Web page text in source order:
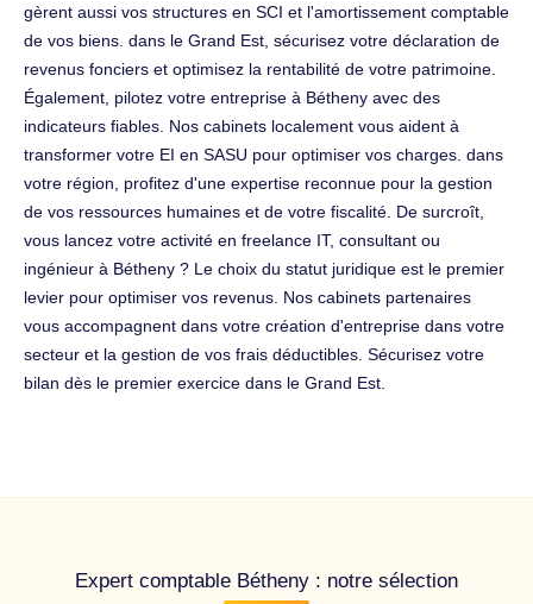
gèrent aussi vos structures en SCI et l'amortissement comptable
de vos biens. dans le Grand Est, sécurisez votre déclaration de
revenus fonciers et optimisez la rentabilité de votre patrimoine.
Également, pilotez votre entreprise à Bétheny avec des
indicateurs fiables. Nos cabinets localement vous aident à
transformer votre EI en SASU pour optimiser vos charges. dans
votre région, profitez d'une expertise reconnue pour la gestion
de vos ressources humaines et de votre fiscalité. De surcroît,
vous lancez votre activité en freelance IT, consultant ou
ingénieur à Bétheny ? Le choix du statut juridique est le premier
levier pour optimiser vos revenus. Nos cabinets partenaires
vous accompagnent dans votre création d'entreprise dans votre
secteur et la gestion de vos frais déductibles. Sécurisez votre
bilan dès le premier exercice dans le Grand Est.
Expert comptable Bétheny : notre sélection